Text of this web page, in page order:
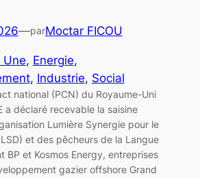
—parMoctar FICOU
Une, Energie
, Industrie, Social
national (PCN) du Royaume-Uni
a déclaré recevable la saisine
Lumière Synergie pour le
et des pêcheurs de la Langue
BP et Kosmos Energy, entreprises
gazier offshore Grand